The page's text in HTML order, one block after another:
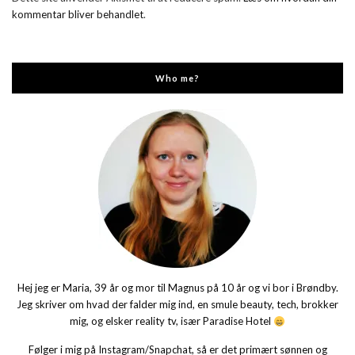
kommentar bliver behandlet.
Who me?
Hej jeg er Maria, 39 år og mor til Magnus på 10 år og vi bor i Brøndby.
Jeg skriver om hvad der falder mig ind, en smule beauty, tech, brokker
mig, og elsker reality tv, især Paradise Hotel
Følger i mig på Instagram/Snapchat, så er det primært sønnen og